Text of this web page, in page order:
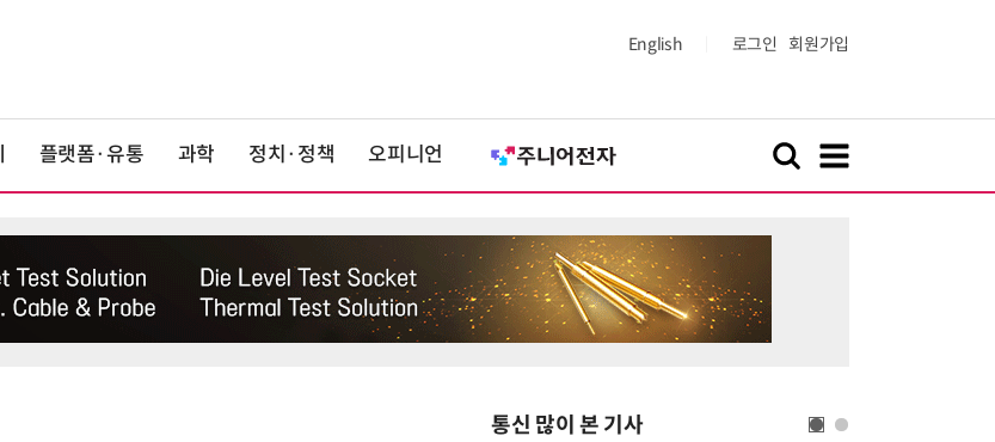
English 로그인 회원가입
플랫폼·유통 과학 정치·정책 오피니언
통신 많이 본 기사